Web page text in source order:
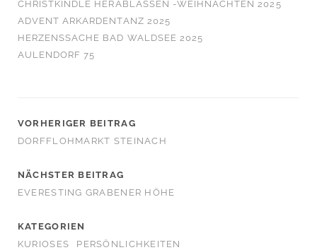
CHRISTKINDLE HERABLASSEN -WEIHNACHTEN 2025
ADVENT ARKARDENTANZ 2025
HERZENSSACHE BAD WALDSEE 2025
AULENDORF 75
VORHERIGER BEITRAG
DORFFLOHMARKT STEINACH
NÄCHSTER BEITRAG
EVERESTING GRABENER HÖHE
KATEGORIEN
KURIOSES
PERSÖNLICHKEITEN